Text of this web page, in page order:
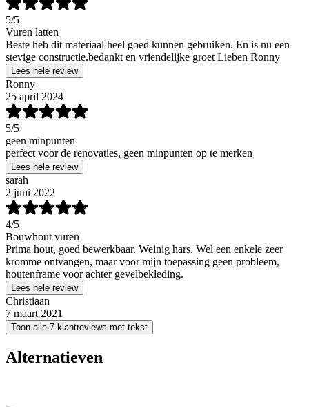
5/5
Vuren latten
Beste heb dit materiaal heel goed kunnen gebruiken. En is nu een
stevige constructie.bedankt en vriendelijke groet Lieben Ronny
Lees hele review
Ronny
25 april 2024
5/5
geen minpunten
perfect voor de renovaties, geen minpunten op te merken
Lees hele review
sarah
2 juni 2022
4/5
Bouwhout vuren
Prima hout, goed bewerkbaar. Weinig hars. Wel een enkele zeer
kromme ontvangen, maar voor mijn toepassing geen probleem,
houtenframe voor achter gevelbekleding.
Lees hele review
Christiaan
7 maart 2021
Toon alle 7 klantreviews met tekst
Alternatieven